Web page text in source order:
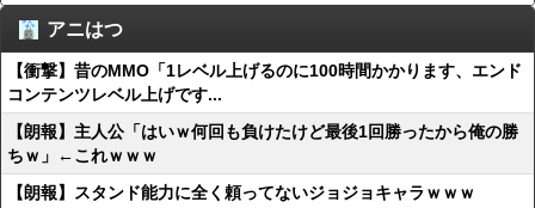
アニはつ
【衝撃】昔のMMO「1レベル上げるのに100時間かかります、エンド
コンテンツレベル上げです...
【朗報】主人公「はいｗ何回も負けたけど最後1回勝ったから俺の勝
ちｗ」←これｗｗｗ
【朗報】スタンド能力に全く頼ってないジョジョキャラｗｗｗ